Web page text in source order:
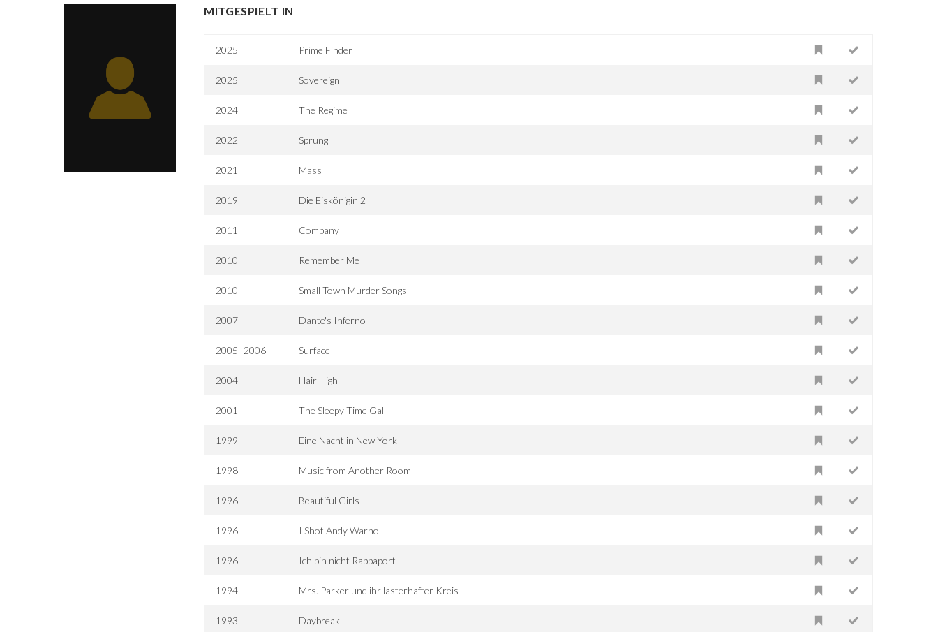
MITGESPIELT IN
2025 Prime Finder
2025 Sovereign
2024 The Regime
2022 Sprung
2021 Mass
2019 Die Eiskönigin 2
2011 Company
2010 Remember Me
2010 Small Town Murder Songs
2007 Dante's Inferno
2005–2006 Surface
2004 Hair High
2001 The Sleepy Time Gal
1999 Eine Nacht in New York
1998 Music from Another Room
1996 Beautiful Girls
1996 I Shot Andy Warhol
1996 Ich bin nicht Rappaport
1994 Mrs. Parker und ihr lasterhafter Kreis
1993 Daybreak